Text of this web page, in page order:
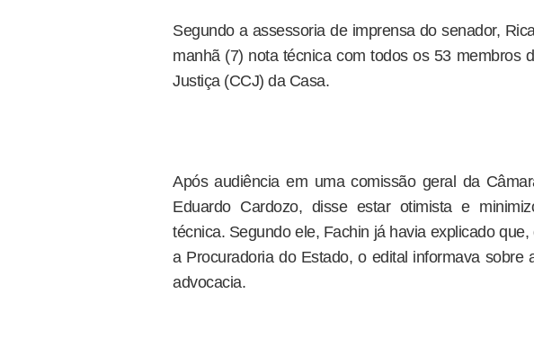
Segundo a assessoria de imprensa do senador,
manhã (7) nota técnica com todos os 53 membros
Justiça (CCJ) da Casa.
Após audiência em uma comissão geral da
Eduardo Cardozo, disse estar otimista e
técnica. Segundo ele, Fachin já havia explicado
a Procuradoria do Estado, o edital informava sobre
advocacia.